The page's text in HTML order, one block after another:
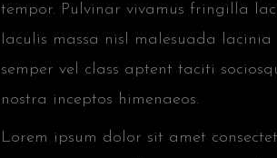
tempor. Pulvinar vivamus fringilla
Iaculis massa nisl malesuada
semper vel class aptent taciti
nostra inceptos himenaeos.
Lorem ipsum dolor sit amet